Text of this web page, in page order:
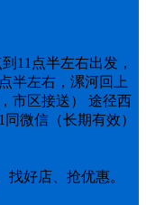
11点半左右出发，
半左右，漯河回上
市区接送） 途径西
微信（长期有效）
好店、抢优惠。